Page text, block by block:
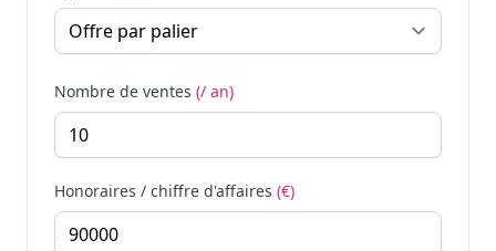
Nombre de ventes (/ an)
Honoraires / chiffre d'affaires (€)